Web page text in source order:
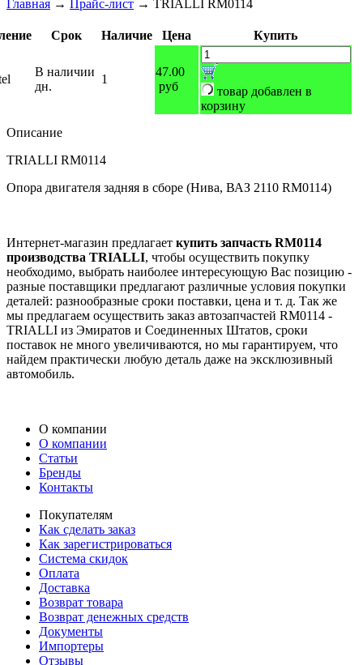
Главная → Прайс-лист → TRIALLI RM0114
Срок Наличие Цена Купить
В наличии
дн.
1
47.00
руб
товар добавлен в
корзину
Описание
TRIALLI RM0114
Опора двигателя задняя в сборе (Нива, ВАЗ 2110 RM0114)
Интернет-магазин предлагает купить запчасть RM0114
производства TRIALLI, чтобы осуществить покупку
необходимо, выбрать наиболее интересующую Вас позицию -
разные поставщики предлагают различные условия покупки
деталей: разнообразные сроки поставки, цена и т. д. Так же
мы предлагаем осуществить заказ автозапчастей RM0114 -
TRIALLI из Эмиратов и Соединенных Штатов, сроки
поставок не много увеличиваются, но мы гарантируем, что
найдем практически любую деталь даже на эксклюзивный
автомобиль.
О компании
О компании
Статьи
Бренды
Контакты
Покупателям
Как сделать заказ
Как зарегистрироваться
Система скидок
Оплата
Доставка
Возврат товара
Возврат денежных средств
Документы
Импортеры
Отзывы